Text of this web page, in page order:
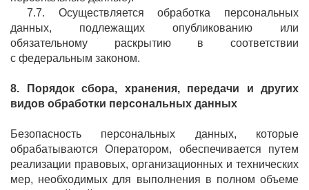
7.7. Осуществляется обработка персональных
данных, подлежащих опубликованию или
обязательному раскрытию в соответствии
с федеральным законом.
8. Порядок сбора, хранения, передачи и
других
видов обработки персональных данных
Безопасность персональных данных, которые
обрабатываются Оператором, обеспечивается путем
реализации правовых, организационных и технических
мер, необходимых для выполнения в полном объеме